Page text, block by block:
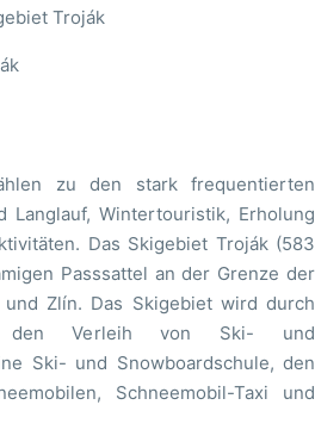
Troják
zu den stark frequentierten
Langlauf, Wintertouristik, Erholung
Das Skigebiet Troják (583
Passsattel an der Grenze der
Zlín. Das Skigebiet wird durch
den Verleih von Ski- und
Ski- und Snowboardschule, den
Schneemobil-Taxi und